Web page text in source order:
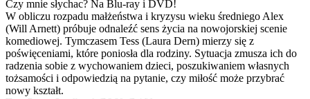
Czy mnie słychac? Na Blu-ray i DVD!
W obliczu rozpadu małżeństwa i kryzysu wieku średniego Alex
(Will Arnett) próbuje odnaleźć sens życia na nowojorskiej scenie
komediowej. Tymczasem Tess (Laura Dern) mierzy się z
poświęceniami, które poniosła dla rodziny. Sytuacja zmusza ich do
radzenia sobie z wychowaniem dzieci, poszukiwaniem własnych
tożsamości i odpowiedzią na pytanie, czy miłość może przybrać
nowy kształt.